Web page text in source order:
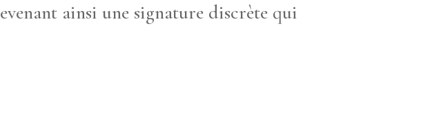
ainsi une signature discrète qui